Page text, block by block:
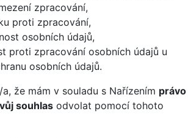
zpracování,
proti zpracování,
osobních údajů,
proti zpracování osobních údajů u
osobních údajů.
že mám v souladu s Nařízením právo
souhlas odvolat pomocí tohoto